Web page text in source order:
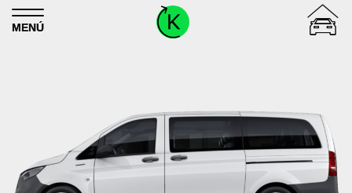
Skip to content
MENÚ